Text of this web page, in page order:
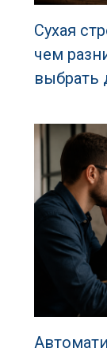
Сухая
чем
выбрать